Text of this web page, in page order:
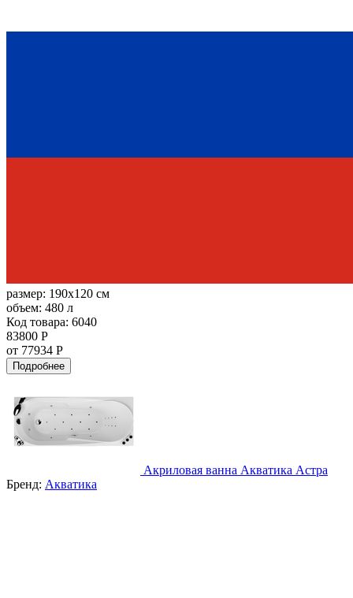
размер: 190x120 см
объем: 480 л
Код товара: 6040
83800 Р
от 77934 Р
Подробнее
Акриловая ванна Акватика Астра
Бренд: Акватика